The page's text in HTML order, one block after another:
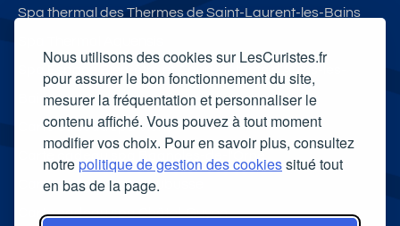
Nous utilisons des cookies sur LesCuristes.fr
pour assurer le bon fonctionnement du site,
mesurer la fréquentation et personnaliser le
contenu affiché. Vous pouvez à tout moment
modifier vos choix. Pour en savoir plus, consultez
notrepolitique de gestion des cookiessitué tout
en bas de la page.
Spa thermal des Thermes de Saint-Laurent-les-Bains
Bains
Carte cadeau spa Vichy
Carte cadeau spa Bagnoles-de-l'Orne
Carte cadeau spa Saubusse
Carte cadeau spa Châtel-Guyon